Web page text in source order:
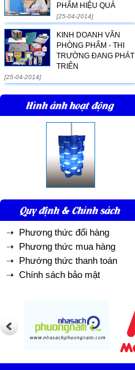
PHẨM HIỆU QUẢ
[25-04-2014]
KINH DOANH VĂN
PHÒNG PHẨM - THI
TRƯỜNG ĐANG PHÁT
TRIỂN
[25-04-2014]
Hình ảnh hoạt động
Quy định & Chính sách
➝ Phương thức đổi hàng
➝ Phương thức mua hàng
➝ Phướng thức thanh toán
➝ Chính sách bảo mật